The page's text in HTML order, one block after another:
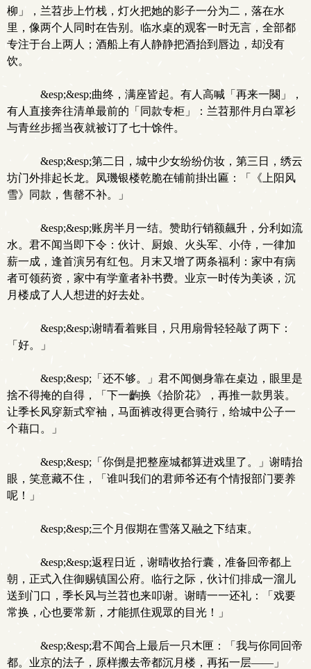
柳」，兰苕步上竹栈，灯火把她的影子一分为二，落在水
里，像两个人同时在告别。临水桌的观客一时无言，全部都
专注于台上两人；酒船上有人静静把酒抬到唇边，却没有
饮。
&esp;&esp;曲终，满座皆起。有人高喊「再来一闋」，
有人直接奔往清单最前的「同款专柜」：兰苕那件月白罩衫
与青丝步摇当夜就被订了七十馀件。
&esp;&esp;第二日，城中少女纷纷仿妆，第三日，绣云
坊门外排起长龙。凤璣银楼乾脆在铺前掛出匾：「《上阳风
雪》同款，售罄不补。」
&esp;&esp;账房半月一结。赞助行销额飆升，分利如流
水。君不闻当即下令：伙计、厨娘、火头军、小侍，一律加
薪一成，逢首演另有红包。月末又增了两条福利：家中有病
者可领药资，家中有学童者补书费。业京一时传为美谈，沉
月楼成了人人想进的好去处。
&esp;&esp;谢晴看着账目，只用扇骨轻轻敲了两下：
「好。」
&esp;&esp;「还不够。」君不闻侧身靠在桌边，眼里是
捨不得掩的自得，「下一齣换《拾阶花》，再推一款男装。
让季长风穿新式窄袖，马面裤改得更合骑行，给城中公子一
个藉口。」
&esp;&esp;「你倒是把整座城都算进戏里了。」谢晴抬
眼，笑意藏不住，「谁叫我们的君师爷还有个情报部门要养
呢！」
&esp;&esp;三个月假期在雪落又融之下结束。
&esp;&esp;返程日近，谢晴收拾行囊，准备回帝都上
朝，正式入住御赐镇国公府。临行之际，伙计们排成一溜儿
送到门口，季长风与兰苕也来叩谢。谢晴一一还礼：「戏要
常换，心也要常新，才能抓住观眾的目光！」
&esp;&esp;君不闻合上最后一只木匣：「我与你同回帝
都。业京的法子，原样搬去帝都沉月楼，再拓一层——」